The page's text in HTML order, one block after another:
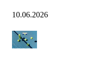
10.06.2026